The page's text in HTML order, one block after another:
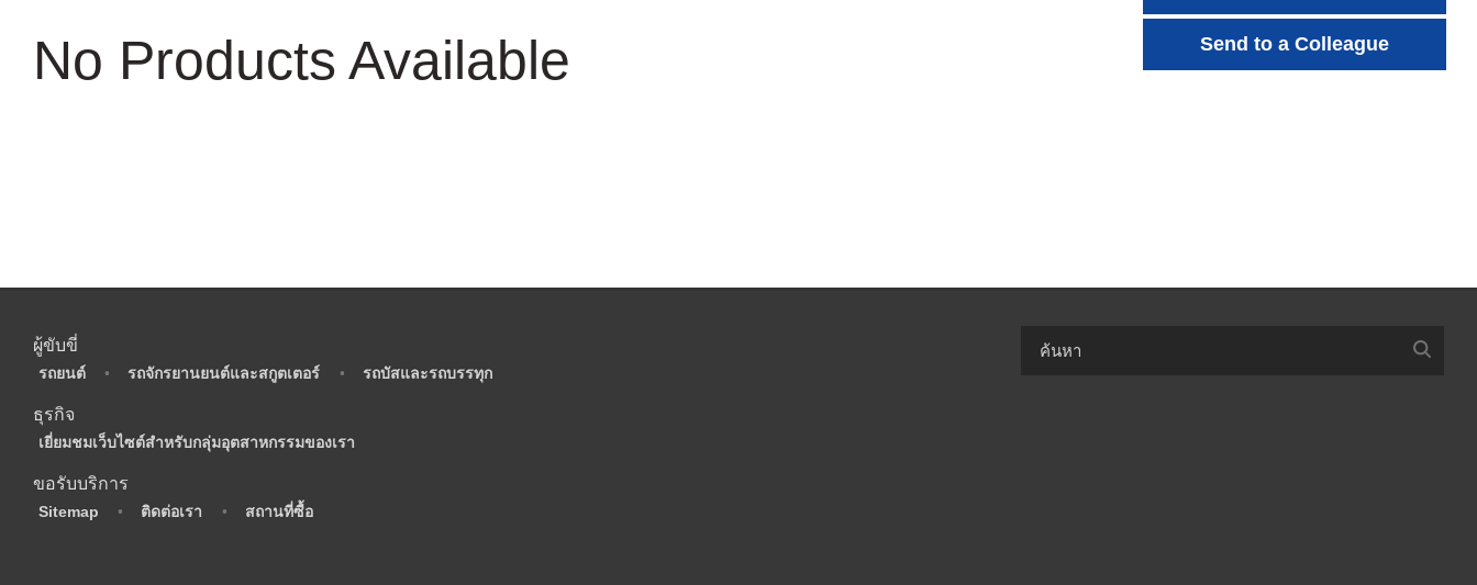
No Products Available Send to a Colleague
ผู้ขับขี่
รถยนต์ • รถจักรยานยนต์และสกูตเตอร์ • รถบัสและรถบรรทุก
ธุรกิจ
เยี่ยมชมเว็บไซต์สำหรับกลุ่มอุตสาหกรรมของเรา
ขอรับบริการ
Sitemap • ติดต่อเรา • สถานที่ซื้อ